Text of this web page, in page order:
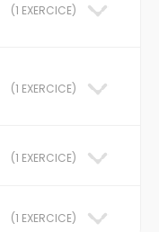
(1 EXERCICE)
(1 EXERCICE)
(1 EXERCICE)
(1 EXERCICE)